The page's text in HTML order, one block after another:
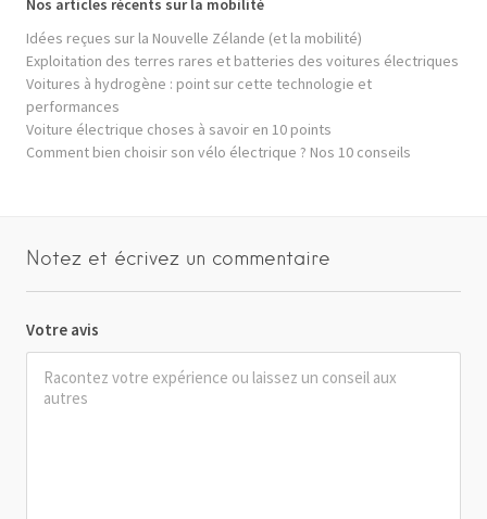
Nos articles récents sur la mobilité
Idées reçues sur la Nouvelle Zélande (et la mobilité)
Exploitation des terres rares et batteries des voitures électriques
Voitures à hydrogène : point sur cette technologie et
performances
Voiture électrique choses à savoir en 10 points
Comment bien choisir son vélo électrique ? Nos 10 conseils
Notez et écrivez un commentaire
Votre avis